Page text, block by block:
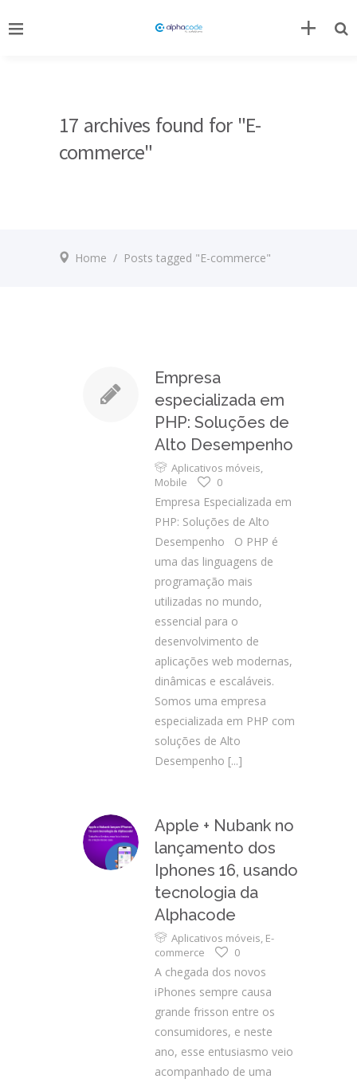
17 archives found for "E-
commerce"
Home / Posts tagged "E-commerce"
Empresa
especializada em
PHP: Soluções de
Alto Desempenho
Aplicativos móveis,
Mobile
0
Empresa Especializada em
PHP: Soluções de Alto
Desempenho O PHP é
uma das linguagens de
programação mais
utilizadas no mundo,
essencial para o
desenvolvimento de
aplicações web modernas,
dinâmicas e escaláveis.
Somos uma empresa
especializada em PHP com
soluções de Alto
Desempenho [...]
Apple + Nubank no
lançamento dos
Iphones 16, usando
tecnologia da
Alphacode
Aplicativos móveis, E-
commerce
0
A chegada dos novos
iPhones sempre causa
grande frisson entre os
consumidores, e neste
ano, esse entusiasmo veio
acompanhado de uma